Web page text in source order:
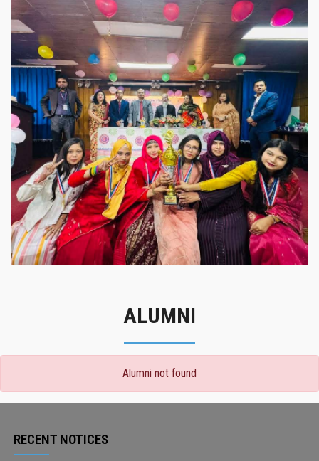
গৌরবের মুহূর্ত
গৌরবের মুহূর্ত
ALUMNI
Alumni not found
RECENT NOTICES